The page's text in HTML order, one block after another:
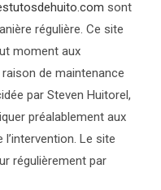
sont
régulière. Ce site
moment aux
de maintenance
par Steven Huitorel,
préalablement aux
Le site
régulièrement par